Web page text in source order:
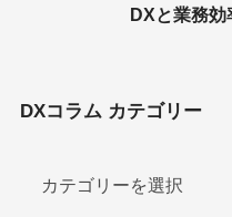
DXと業務
DXコラム カテゴリー